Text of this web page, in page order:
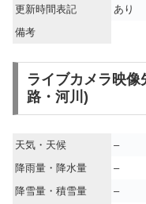
更新時間表記
あり
備考
ライブカメラ映
路・河川)
天気・天候
–
降雨量・降水量
–
降雪量・積雪量
–